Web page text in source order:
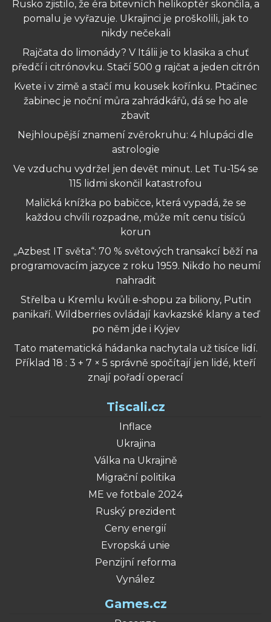
Rusko zjistilo, že éra bitevních helikoptér skončila, a
pomalu je vyřazuje. Ukrajinci je proškolili, jak to
nikdy nečekali
Rajčata do limonády? V Itálii je to klasika a chuť
předčí i citrónovku. Stačí 500 g rajčat a jeden citrón
Kvete i v zimě a stačí mu kousek kořínku. Ptačinec
žabinec je noční můra zahrádkářů, dá se ho ale
zbavit
Nejhloupější znamení zvěrokruhu: 4 hlupáci dle
astrologie
Ve vzduchu vydržel jen devět minut. Let Tu-154 se
115 lidmi skončil katastrofou
Maličká knížka po babičce, která vypadá, že se
každou chvíli rozpadne, může mít cenu tisíců
korun
„Azbest IT světa“: 70 % světových transakcí běží na
programovacím jazyce z roku 1959. Nikdo ho neumí
nahradit
Střelba u Kremlu kvůli e-shopu za biliony, Putin
panikaří. Wildberries ovládají kavkazské klany a teď
po něm jde i Kyjev
Tato matematická hádanka nachytala už tisíce lidí.
Příklad 18 : 3 + 7 × 5 správně spočítají jen lidé, kteří
znají pořadí operací
Tiscali.cz
Inflace
Ukrajina
Válka na Ukrajině
Migrační politika
ME ve fotbale 2024
Ruský prezident
Ceny energií
Evropská unie
Penzijní reforma
Vynález
Games.cz